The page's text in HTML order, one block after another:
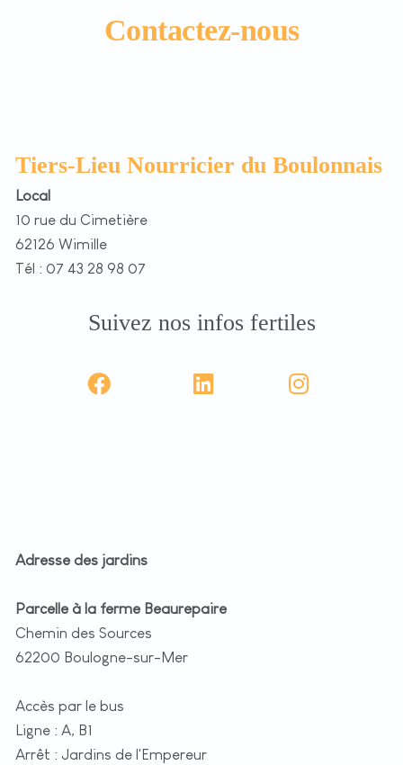
Contactez-nous
Tiers-Lieu Nourricier du Boulonnais
Local
10 rue du Cimetière
62126 Wimille
Tél : 07 43 28 98 07
Suivez nos infos fertiles
Adresse des jardins
Parcelle à la ferme Beaurepaire
Chemin des Sources
62200 Boulogne-sur-Mer
Accès par le bus
Ligne : A, B1
Arrêt : Jardins de l'Empereur